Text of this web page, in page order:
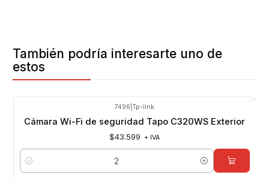
También podría interesarte uno de
estos
7496 Tp-link
Cámara Wi-Fi de seguridad Tapo C320WS Exterior
$43.599 + IVA
Cantidad